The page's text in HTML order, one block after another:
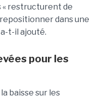
« restructurent de
dans une
t-il ajouté.
pour les
baisse sur les